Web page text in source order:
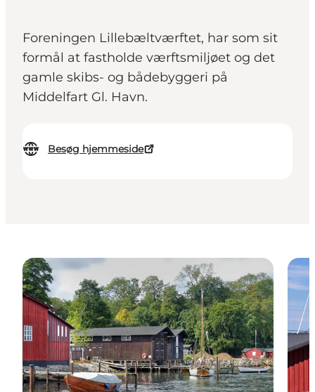
Foreningen Lillebæltværftet, har som sit
formål at fastholde værftsmiljøet og det
gamle skibs- og bådebyggeri på
Middelfart Gl. Havn.
Besøg hjemmeside